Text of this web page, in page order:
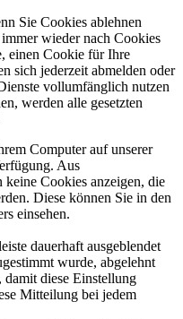
Sie Cookies ablehnen
wieder nach Cookies
einen Cookie für Ihre
sich jederzeit abmelden oder
vollumfänglich nutzen
werden alle gesetzten
Computer auf unserer
Aus
Cookies anzeigen, die
Diese können Sie in den
einsehen.
dauerhaft ausgeblendet
wurde, abgelehnt
diese Einstellung
Mitteilung bei jedem